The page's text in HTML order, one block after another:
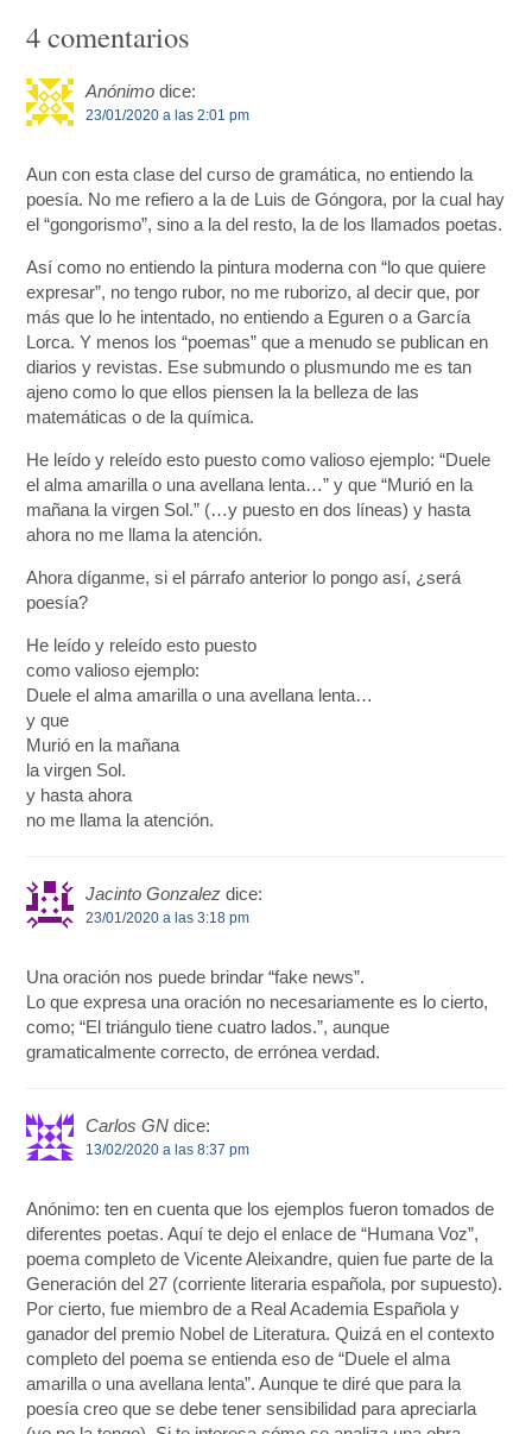
4 comentarios
Anónimo dice:
23/01/2020 a las 2:01 pm
Aun con esta clase del curso de gramática, no entiendo la
poesía. No me refiero a la de Luis de Góngora, por la cual hay
el “gongorismo”, sino a la del resto, la de los llamados poetas.
Así como no entiendo la pintura moderna con “lo que quiere
expresar”, no tengo rubor, no me ruborizo, al decir que, por
más que lo he intentado, no entiendo a Eguren o a García
Lorca. Y menos los “poemas” que a menudo se publican en
diarios y revistas. Ese submundo o plusmundo me es tan
ajeno como lo que ellos piensen la la belleza de las
matemáticas o de la química.
He leído y releído esto puesto como valioso ejemplo: “Duele
el alma amarilla o una avellana lenta…” y que “Murió en la
mañana la virgen Sol.” (…y puesto en dos líneas) y hasta
ahora no me llama la atención.
Ahora díganme, si el párrafo anterior lo pongo así, ¿será
poesía?
He leído y releído esto puesto
como valioso ejemplo:
Duele el alma amarilla o una avellana lenta…
y que
Murió en la mañana
la virgen Sol.
y hasta ahora
no me llama la atención.
Jacinto Gonzalez dice:
23/01/2020 a las 3:18 pm
Una oración nos puede brindar “fake news”.
Lo que expresa una oración no necesariamente es lo cierto,
como; “El triángulo tiene cuatro lados.”, aunque
gramaticalmente correcto, de errónea verdad.
Carlos GN dice:
13/02/2020 a las 8:37 pm
Anónimo: ten en cuenta que los ejemplos fueron tomados de
diferentes poetas. Aquí te dejo el enlace de “Humana Voz”,
poema completo de Vicente Aleixandre, quien fue parte de la
Generación del 27 (corriente literaria española, por supuesto).
Por cierto, fue miembro de a Real Academia Española y
ganador del premio Nobel de Literatura. Quizá en el contexto
completo del poema se entienda eso de “Duele el alma
amarilla o una avellana lenta”. Aunque te diré que para la
poesía creo que se debe tener sensibilidad para apreciarla